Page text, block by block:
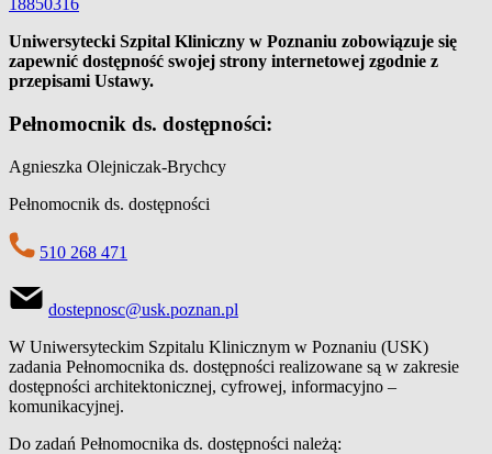
18850316
Uniwersytecki Szpital Kliniczny w Poznaniu zobowiązuje się
zapewnić dostępność swojej strony internetowej zgodnie z
przepisami Ustawy.
Pełnomocnik ds. dostępności:
Agnieszka Olejniczak-Brychcy
Pełnomocnik ds. dostępności
510 268 471
dostepnosc@usk.poznan.pl
W Uniwersyteckim Szpitalu Klinicznym w Poznaniu (USK)
zadania Pełnomocnika ds. dostępności realizowane są w zakresie
dostępności architektonicznej, cyfrowej, informacyjno –
komunikacyjnej.
Do zadań Pełnomocnika ds. dostępności należą: